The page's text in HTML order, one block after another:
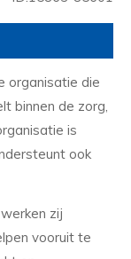
organisatie die
binnen de zorg,
is
ook
zij
vooruit te